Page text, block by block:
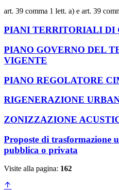
art. 39 comma 1 lett. a) e art. 39
PIANI TERRITORIALI DI
PIANO GOVERNO DEL
VIGENTE
PIANO REGOLATORE
RIGENERAZIONE
ZONIZZAZIONE
Proposte di trasformazione
pubblica o privata
Visite alla pagina: 162